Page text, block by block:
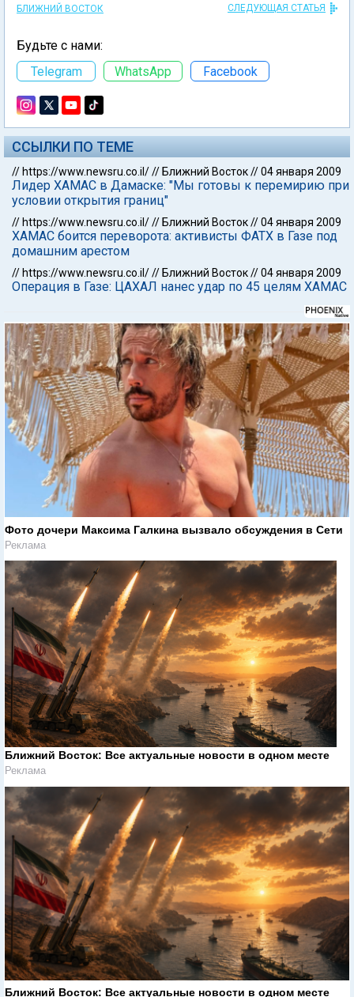
БЛИЖНИЙ ВОСТОК СЛЕДУЮЩАЯ СТАТЬЯ
Будьте с нами:
Telegram
WhatsApp Facebook
ССЫЛКИ ПО ТЕМЕ
// https://www.newsru.co.il/// Ближний Восток//04 января 2009
Лидер ХАМАС в Дамаске: "Мы готовы к перемирию при
условии открытия границ"
// https://www.newsru.co.il/// Ближний Восток//04 января 2009
ХАМАС боится переворота: активисты ФАТХ в Газе под
домашним арестом
// https://www.newsru.co.il/// Ближний Восток//04 января 2009
Операция в Газе: ЦАХАЛ нанес удар по 45 целям ХАМАС
Фото дочери Максима Галкина вызвало обсуждения в Сети
Реклама
Ближний Восток: Все актуальные новости в одном месте
Реклама
Ближний Восток: Все актуальные новости в одном месте